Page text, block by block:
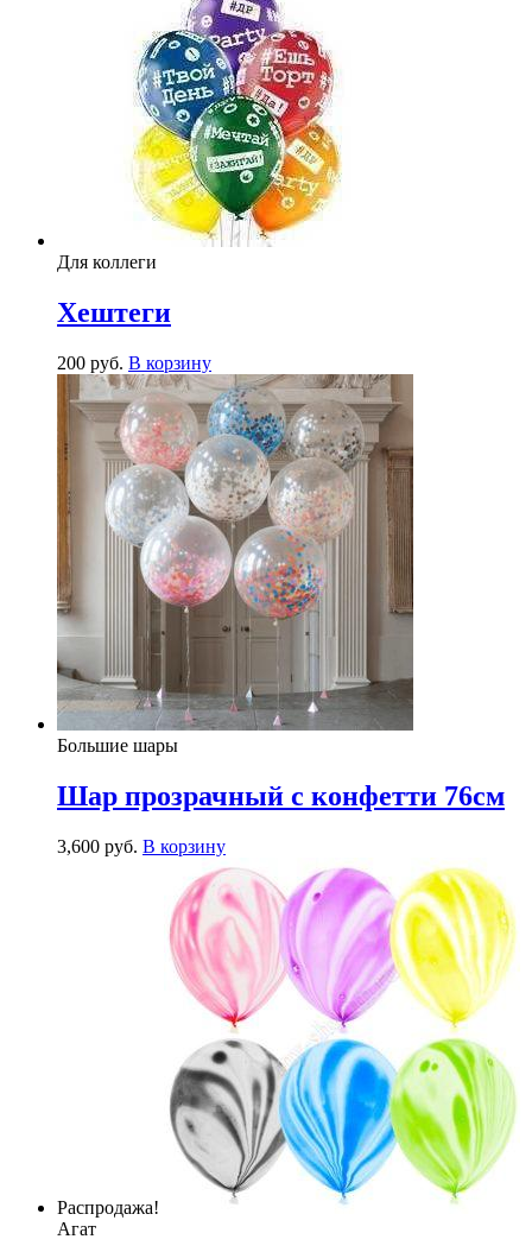
Для коллеги
Хештеги
200 руб. В корзину
Большие шары
Шар прозрачный с конфетти 76см
3,600 руб. В корзину
Распродажа!
Агат